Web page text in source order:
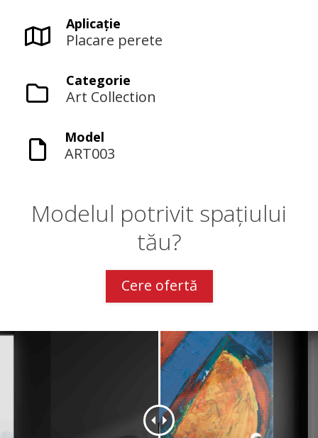
Aplicaţie
Placare perete
Categorie
Art Collection
Model
ART003
Modelul potrivit spațiului
tău?
Cere ofertă